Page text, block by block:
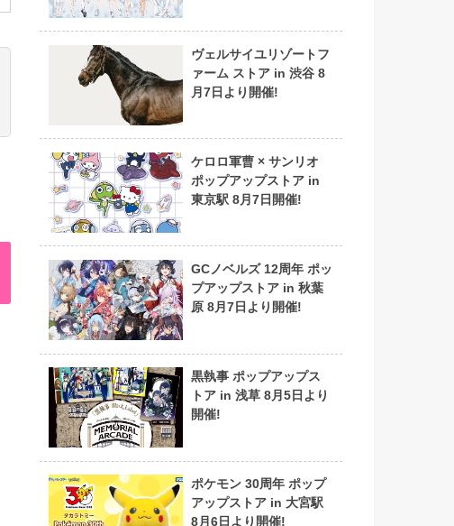
ヴェルサイユリゾートフ
ァーム ストア in 渋谷 8
月7日より開催!
ケロロ軍曹 × サンリオ
ポップアップストア in
東京駅 8月7日開催!
GCノベルズ 12周年 ポッ
プアップストア in 秋葉
原 8月7日より開催!
黒執事 ポップアップス
トア in 浅草 8月5日より
開催!
ポケモン 30周年 ポップ
アップストア in 大宮駅
8月6日より開催!